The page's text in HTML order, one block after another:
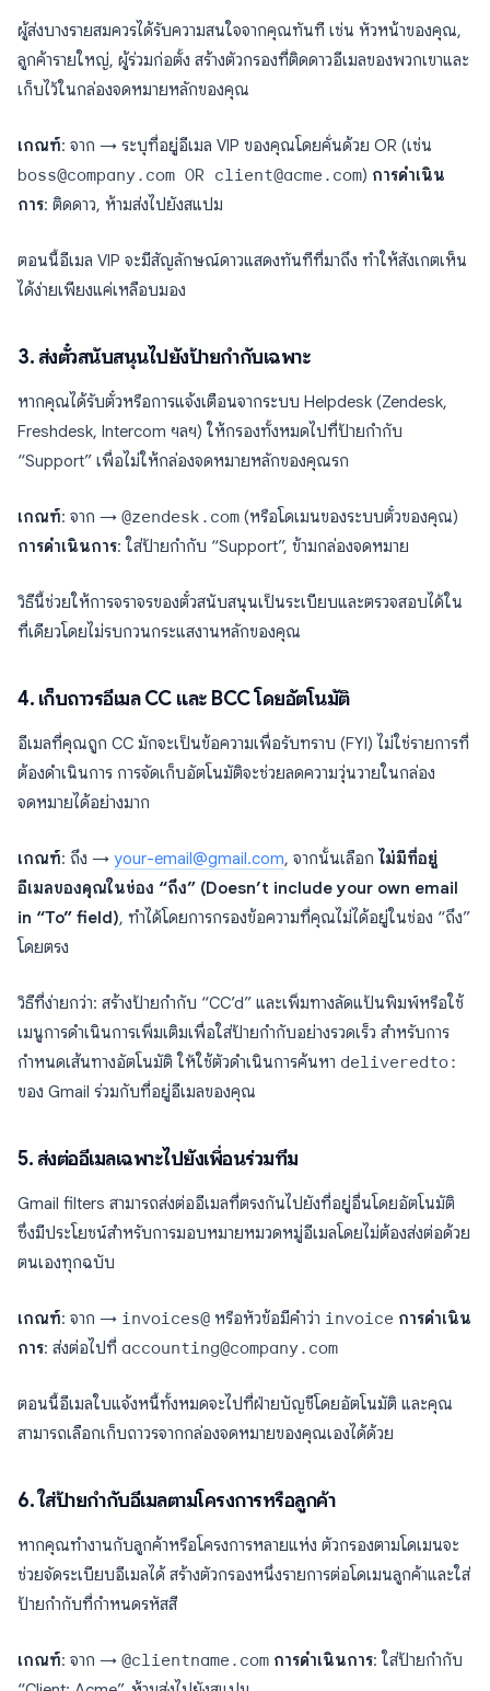
ผู้ส่งบางรายสมควรได้รับความสนใจจากคุณทันที เช่น หัวหน้าของคุณ,
ลูกค้ารายใหญ่, ผู้ร่วมก่อตั้ง สร้างตัวกรองที่ติดดาวอีเมลของพวกเขาและ
เก็บไว้ในกล่องจดหมายหลักของคุณ
เกณฑ์: จาก → ระบุที่อยู่อีเมล VIP ของคุณโดยคั่นด้วย OR (เช่น
boss@company.com OR client@acme.com) การดำเนิน
การ: ติดดาว, ห้ามส่งไปยังสแปม
ตอนนี้อีเมล VIP จะมีสัญลักษณ์ดาวแสดงทันทีที่มาถึง ทำให้สังเกตเห็น
ได้ง่ายเพียงแค่เหลือบมอง
3. ส่งตั๋วสนับสนุนไปยังป้ายกำกับเฉพาะ
หากคุณได้รับตั๋วหรือการแจ้งเตือนจากระบบ Helpdesk (Zendesk,
Freshdesk, Intercom ฯลฯ) ให้กรองทั้งหมดไปที่ป้ายกำกับ
“Support” เพื่อไม่ให้กล่องจดหมายหลักของคุณรก
เกณฑ์: จาก → @zendesk.com (หรือโดเมนของระบบตั๋วของคุณ)
การดำเนินการ: ใส่ป้ายกำกับ “Support”, ข้ามกล่องจดหมาย
วิธีนี้ช่วยให้การจราจรของตั๋วสนับสนุนเป็นระเบียบและตรวจสอบได้ใน
ที่เดียวโดยไม่รบกวนกระแสงานหลักของคุณ
4. เก็บถาวรอีเมล CC และ BCC โดยอัตโนมัติ
อีเมลที่คุณถูก CC มักจะเป็นข้อความเพื่อรับทราบ (FYI) ไม่ใช่รายการที่
ต้องดำเนินการ การจัดเก็บอัตโนมัติจะช่วยลดความวุ่นวายในกล่อง
จดหมายได้อย่างมาก
เกณฑ์: ถึง → your-email@gmail.com, จากนั้นเลือก ไม่มีที่อยู่
อีเมลของคุณในช่อง “ถึง” (Doesn’t include your own email
in “To” field), ทำได้โดยการกรองข้อความที่คุณไม่ได้อยู่ในช่อง “ถึง”
โดยตรง
วิธีที่ง่ายกว่า: สร้างป้ายกำกับ “CC’d” และเพิ่มทางลัดแป้นพิมพ์หรือใช้
เมนูการดำเนินการเพิ่มเติมเพื่อใส่ป้ายกำกับอย่างรวดเร็ว สำหรับการ
กำหนดเส้นทางอัตโนมัติ ให้ใช้ตัวดำเนินการค้นหา deliveredto:
ของ Gmail ร่วมกับที่อยู่อีเมลของคุณ
5. ส่งต่ออีเมลเฉพาะไปยังเพื่อนร่วมทีม
Gmail filters สามารถส่งต่ออีเมลที่ตรงกันไปยังที่อยู่อื่นโดยอัตโนมัติ
ซึ่งมีประโยชน์สำหรับการมอบหมายหมวดหมู่อีเมลโดยไม่ต้องส่งต่อด้วย
ตนเองทุกฉบับ
เกณฑ์: จาก → invoices@ หรือหัวข้อมีคำว่า invoice การดำเนิน
การ: ส่งต่อไปที่ accounting@company.com
ตอนนี้อีเมลใบแจ้งหนี้ทั้งหมดจะไปที่ฝ่ายบัญชีโดยอัตโนมัติ และคุณ
สามารถเลือกเก็บถาวรจากกล่องจดหมายของคุณเองได้ด้วย
6. ใส่ป้ายกำกับอีเมลตามโครงการหรือลูกค้า
หากคุณทำงานกับลูกค้าหรือโครงการหลายแห่ง ตัวกรองตามโดเมนจะ
ช่วยจัดระเบียบอีเมลได้ สร้างตัวกรองหนึ่งรายการต่อโดเมนลูกค้าและใส่
ป้ายกำกับที่กำหนดรหัสสี
เกณฑ์: จาก → @clientname.com การดำเนินการ: ใส่ป้ายกำกับ